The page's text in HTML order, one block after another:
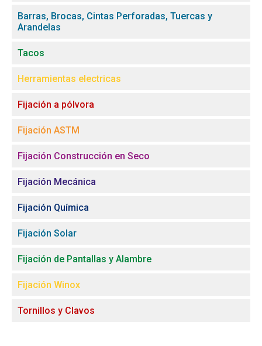
Barras, Brocas, Cintas Perforadas, Tuercas y
Arandelas
Tacos
Herramientas electricas
Fijación a pólvora
Fijación ASTM
Fijación Construcción en Seco
Fijación Mecánica
Fijación Química
Fijación Solar
Fijación de Pantallas y Alambre
Fijación Winox
Tornillos y Clavos